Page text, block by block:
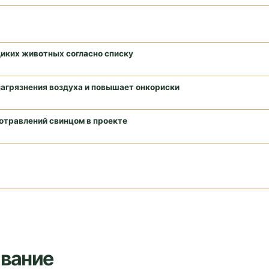
животных согласно списку
воздуха и повышает онкориски
свинцом в проекте